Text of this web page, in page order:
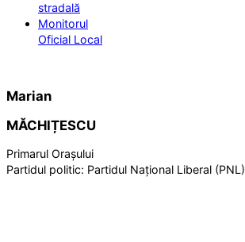
stradală
Monitorul
Oficial Local
Marian
MĂCHIȚESCU
Primarul Orașului
Partidul politic: Partidul Național Liberal (PNL)